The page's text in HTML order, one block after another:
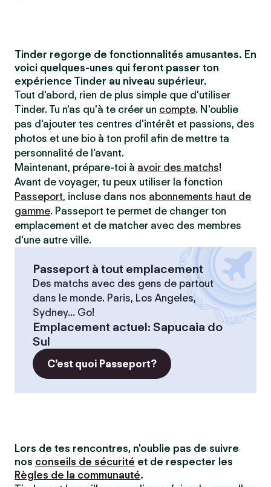
Tinder regorge de fonctionnalités amusantes. En
voici quelques-unes qui feront passer ton
expérience Tinder au niveau supérieur.
Tout d'abord, rien de plus simple que d'utiliser
Tinder. Tu n'as qu'à te créer un compte. N'oublie
pas d'ajouter tes centres d'intérêt et passions, des
photos et une bio à ton profil afin de mettre ta
personnalité de l'avant.
Maintenant, prépare-toi à avoir des matchs!
Avant de voyager, tu peux utiliser la fonction
Passeport, incluse dans nos abonnements haut de
gamme. Passeport te permet de changer ton
emplacement et de matcher avec des membres
d'une autre ville.
Passeport à tout emplacement
Des matchs avec des gens de partout
dans le monde. Paris, Los Angeles,
Sydney... Go!
Emplacement actuel: Sapucaia do
Sul
C'est quoi Passeport?
Lors de tes rencontres, n'oublie pas de suivre
nos conseils de sécurité et de respecter les
Règles de la communauté.